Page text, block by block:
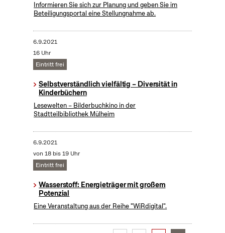
Informieren Sie sich zur Planung und geben Sie im
Beteiligungsportal eine Stellungnahme ab.
6.9.2021
16 Uhr
Eintritt frei
Selbstverständlich vielfältig – Diversität in
Kinderbüchern
Lesewelten – Bilderbuchkino in der
Stadtteilbibliothek Mülheim
6.9.2021
von 18 bis 19 Uhr
Eintritt frei
Wasserstoff: Energieträger mit großem
Potenzial
Eine Veranstaltung aus der Reihe "WiRdigital".